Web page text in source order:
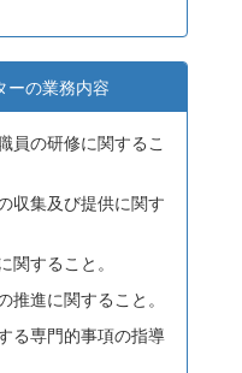
ーの業務内容
の研修に関するこ
集及び提供に関す
すること。
進に関すること。
専門的事項の指導